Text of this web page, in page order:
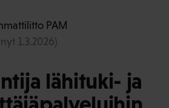
PAM
1.3.2026)
lähituki- ja